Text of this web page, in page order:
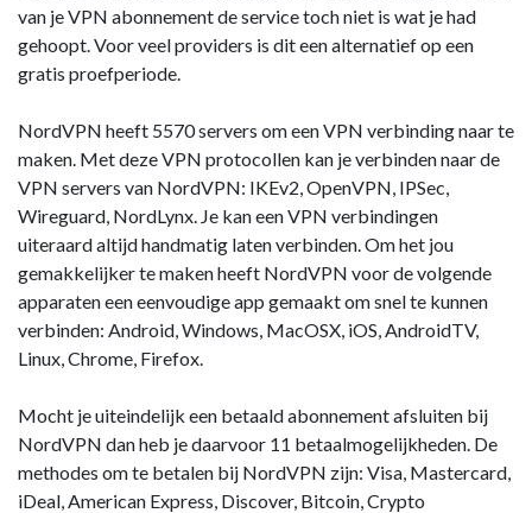
van je VPN abonnement de service toch niet is wat je had
gehoopt. Voor veel providers is dit een alternatief op een
gratis proefperiode.
NordVPN heeft 5570 servers om een VPN verbinding naar te
maken. Met deze VPN protocollen kan je verbinden naar de
VPN servers van NordVPN: IKEv2, OpenVPN, IPSec,
Wireguard, NordLynx. Je kan een VPN verbindingen
uiteraard altijd handmatig laten verbinden. Om het jou
gemakkelijker te maken heeft NordVPN voor de volgende
apparaten een eenvoudige app gemaakt om snel te kunnen
verbinden: Android, Windows, MacOSX, iOS, AndroidTV,
Linux, Chrome, Firefox.
Mocht je uiteindelijk een betaald abonnement afsluiten bij
NordVPN dan heb je daarvoor 11 betaalmogelijkheden. De
methodes om te betalen bij NordVPN zijn: Visa, Mastercard,
iDeal, American Express, Discover, Bitcoin, Crypto